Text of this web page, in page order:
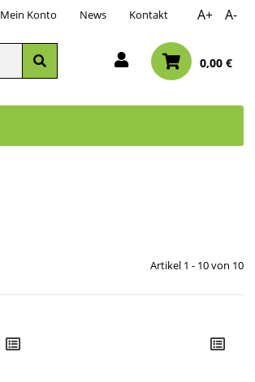
Mein Konto News Kontakt A+ A-
0,00 €
Artikel 1 - 10 von 10